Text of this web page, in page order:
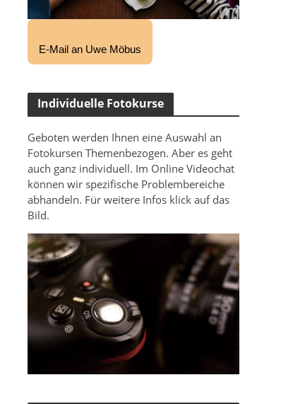
E-Mail an Uwe Möbus
Individuelle Fotokurse
Geboten werden Ihnen eine Auswahl an
Fotokursen Themenbezogen. Aber es geht
auch ganz individuell. Im Online Videochat
können wir spezifische Problembereiche
abhandeln. Für weitere Infos klick auf das
Bild.